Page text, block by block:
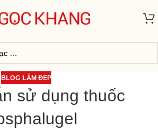
BLOG LÀM ĐẸP
sử dụng thuốc